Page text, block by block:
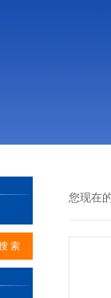
您现在